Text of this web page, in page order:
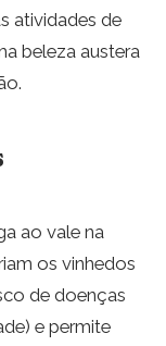
atividades de
beleza austera
ao vale na
os vinhedos
de doenças
e permite